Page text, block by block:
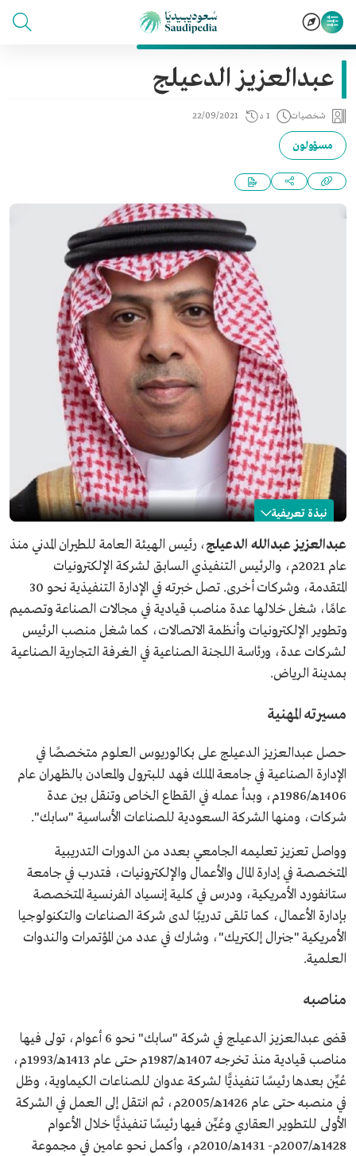
عبدالعزيز الدعيلج
شخصيات 1 د 22/09/2021
مسؤولون
نبذة تعريفية
عبدالعزيز الدعيلج
الاسم
عبدالعزيز الدعيلج.
المنصب الحالي
رئيس الهيئة العامة للطيران المدني.
تعليمه
بكالوريوس العلوم من كلية الإدارة الصناعية بجامعة الملك
فهد للبترول والمعادن.
دورات متقدمة في مجال المال وإدارة الأعمال في جامعة
ستانفورد الأمريكية، وكلية انسياد الفرنسية، وشركة جنرال
عبدالعزيز عبدالله الدعيلج، رئيس الهيئة العامة للطيران المدني منذ
عام 2021م، والرئيس التنفيذي السابق لشركة الإلكترونيات
المتقدمة، وشركات أخرى. تصل خبرته في الإدارة التنفيذية نحو 30
عامًا، شغل خلالها عدة مناصب قيادية في مجالات الصناعة وتصميم
وتطوير الإلكترونيات وأنظمة الاتصالات، كما شغل منصب الرئيس
لشركات عدة، ورئاسة اللجنة الصناعية في الغرفة التجارية الصناعية
بمدينة الرياض.
مسيرته المهنية
حصل عبدالعزيز الدعيلج على بكالوريوس العلوم متخصصًا في
الإدارة الصناعية في جامعة الملك فهد للبترول والمعادن بالظهران عام
1406هـ/1986م، وبدأ عمله في القطاع الخاص وتنقل بين عدة
شركات، ومنها الشركة السعودية للصناعات الأساسية "سابك".
وواصل تعزيز تعليمه الجامعي بعدد من الدورات التدريبية
المتخصصة في إدارة المال والأعمال والإلكترونيات، فتدرب في جامعة
ستانفورد الأمريكية، ودرس في كلية إنسياد الفرنسية المتخصصة
بإدارة الأعمال، كما تلقى تدريبًا لدى شركة الصناعات والتكنولوجيا
الأمريكية "جنرال إلكتريك"، وشارك في عدد من المؤتمرات والندوات
العلمية.
مناصبه
قضى عبدالعزيز الدعيلج في شركة "سابك" نحو 6 أعوام، تولى فيها
مناصب قيادية منذ تخرجه 1407هـ/1987م حتى عام 1413هـ/1993م،
عُيِّن بعدها رئيسًا تنفيذيًّا لشركة عدوان للصناعات الكيماوية، وظل
في منصبه حتى عام 1426هـ/2005م، ثم انتقل إلى العمل في الشركة
الأولى للتطوير العقاري وعُيِّن فيها رئيسًا تنفيذيًّا خلال الأعوام
1428هـ/2007م- 1431هـ/2010م، وأكمل نحو عامين في مجموعة